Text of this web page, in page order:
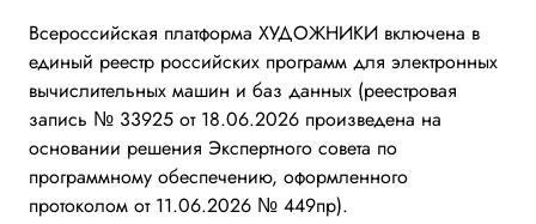
Всероссийская платформа ХУДОЖНИКИ включена в
единый реестр российских программ для электронных
вычислительных машин и баз данных (реестровая
запись № 33925 от 18.06.2026 произведена на
основании решения Экспертного совета по
программному обеспечению, оформленного
протоколом от 11.06.2026 № 449пр).